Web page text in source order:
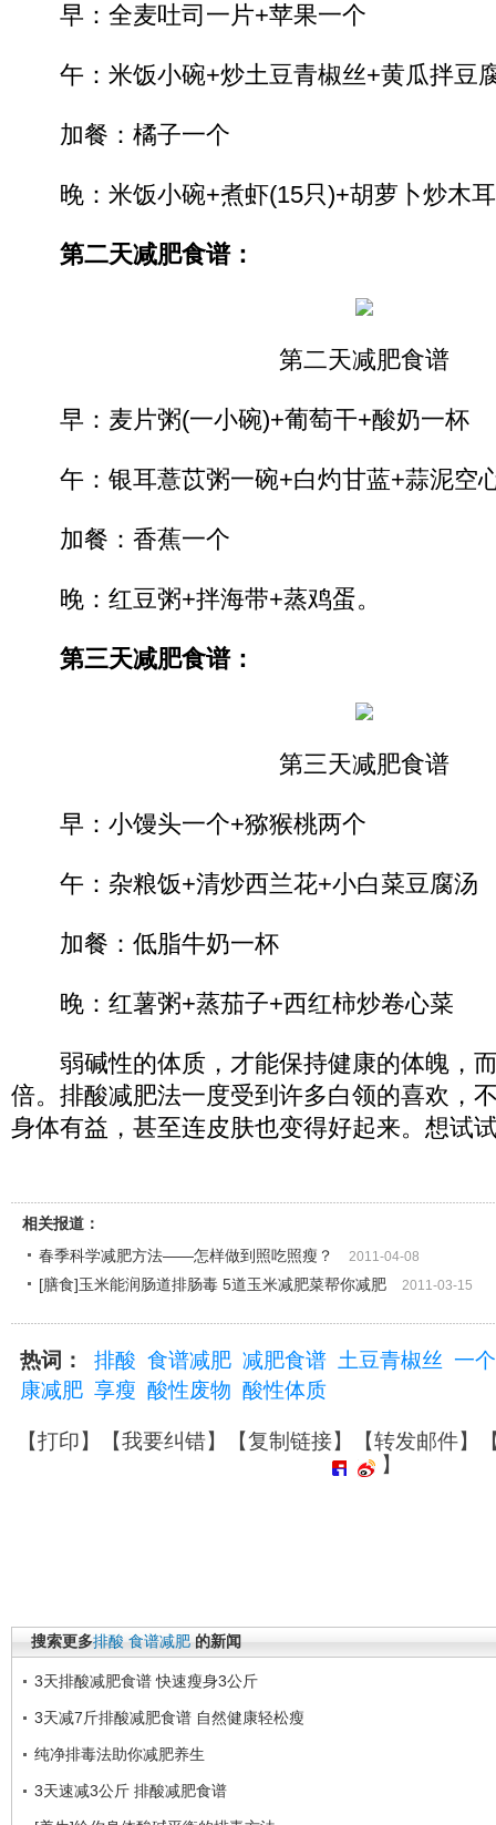
早：全麦吐司一片+苹果一个
午：米饭小碗+炒土豆青椒丝+黄瓜拌豆
加餐：橘子一个
晚：米饭小碗+煮虾(15只)+胡萝卜炒木
第二天减肥食谱：
第二天减肥食谱
早：麦片粥(一小碗)+葡萄干+酸奶一杯
午：银耳薏苡粥一碗+白灼甘蓝+蒜泥空
加餐：香蕉一个
晚：红豆粥+拌海带+蒸鸡蛋。
第三天减肥食谱：
第三天减肥食谱
早：小馒头一个+猕猴桃两个
午：杂粮饭+清炒西兰花+小白菜豆腐汤
加餐：低脂牛奶一杯
晚：红薯粥+蒸茄子+西红柿炒卷心菜
弱碱性的体质，才能保持健康的体魄，
倍。排酸减肥法一度受到许多白领的喜欢，
身体有益，甚至连皮肤也变得好起来。想试
相关报道：
春季科学减肥方法——怎样做到照吃照瘦？
2011-04-08
[膳食]玉米能润肠道排肠毒 5道玉米减肥菜帮你减肥 2011-03-15
热词： 排酸 食谱减肥 减肥食谱 土豆青椒丝 一个
康减肥 享瘦 酸性废物 酸性体质
【打印】【我要纠错】【复制链接】【转发邮件】
】
搜索更多排酸 食谱减肥 的新闻
3天排酸减肥食谱 快速瘦身3公斤
3天减7斤排酸减肥食谱 自然健康轻松瘦
纯净排毒法助你减肥养生
3天速减3公斤 排酸减肥食谱